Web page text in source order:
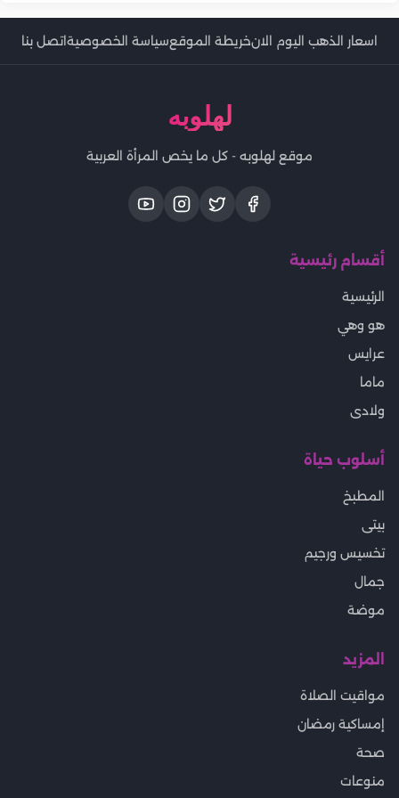
اسعار الذهب اليوم الانخريطة الموقعسياسة الخصوصيةاتصل بنا
لهلوبه
موقع لهلوبه - كل ما يخص المرأة العربية
أقسام رئيسية
الرئيسية
هو وهي
عرايس
ماما
ولادى
أسلوب حياة
المطبخ
بيتى
تخسيس ورجيم
جمال
موضة
المزيد
مواقيت الصلاة
إمساكية رمضان
صحة
منوعات